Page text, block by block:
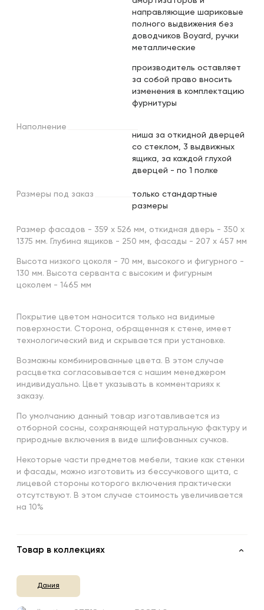
направляющие шариковые
полного выдвижения без
доводчиков Boyard, ручки
металлические
производитель оставляет
за собой право вносить
изменения в комплектацию
фурнитуры
Наполнение
ниша за откидной дверцей
со стеклом, 3 выдвижных
ящика, за каждой глухой
дверцей - по 1 полке
Размеры под заказ
только стандартные
размеры
Размер фасадов - 359 х 526 мм, откидная дверь - 350 х
1375 мм. Глубина ящиков - 250 мм, фасады - 207 х 457 мм
Высота низкого цоколя - 70 мм, высокого и фигурного -
130 мм. Высота серванта с высоким и фигурным
цоколем - 1465 мм
Покрытие цветом наносится только на видимые
поверхности. Сторона, обращенная к стене, имеет
технологический вид и скрывается при установке.
Возможны комбинированные цвета. В этом случае
расцветка согласовывается с нашим менеджером
индивидуально. Цвет указывать в комментариях к
заказу.
По умолчанию данный товар изготавливается из
отборной сосны, сохраняющей натуральную фактуру и
природные включения в виде шлифованных сучков.
Некоторые части предметов мебели, такие как стенки
и фасады, можно изготовить из бессучкового щита, с
лицевой стороны которого включения практически
отсутствуют. В этом случае стоимость увеличивается
на 10%
Товар в коллекциях
Дания